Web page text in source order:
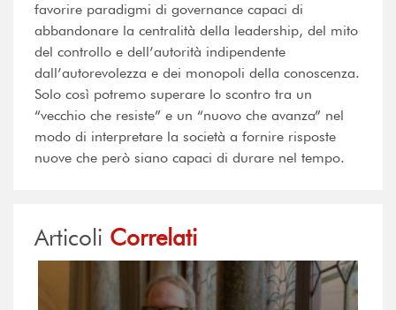
favorire paradigmi di governance capaci di
abbandonare la centralità della leadership, del mito
del controllo e dell’autorità indipendente
dall’autorevolezza e dei monopoli della conoscenza.
Solo così potremo superare lo scontro tra un
“vecchio che resiste” e un “nuovo che avanza” nel
modo di interpretare la società a fornire risposte
nuove che però siano capaci di durare nel tempo.
Articoli Correlati